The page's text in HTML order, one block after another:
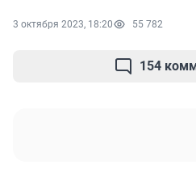
3 октября 2023, 18:20 55 782
154